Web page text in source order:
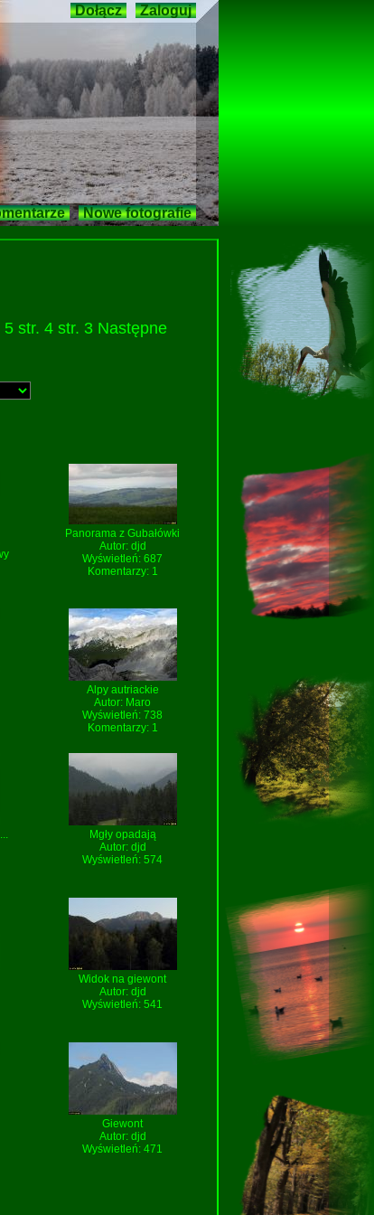
Dołącz Zaloguj
Nowe fotografie
5 str. 4 str. 3 Następne
Panorama z Gubałówki
Autor: djd
Wyświetleń: 687
Komentarzy: 1
Alpy autriackie
Autor: Maro
Wyświetleń: 738
Komentarzy: 1
Mgły opadają
Autor: djd
Wyświetleń: 574
Widok na giewont
Autor: djd
Wyświetleń: 541
Giewont
Autor: djd
Wyświetleń: 471